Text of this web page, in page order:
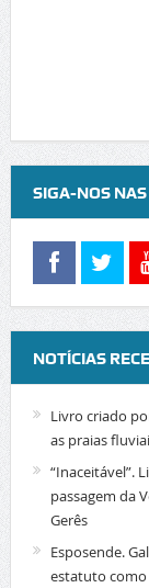
SIGA-NOS
NOTÍCIAS
Livro criado
as praias
“Inaceitável”.
passagem da
Gerês
Esposende.
estatuto como